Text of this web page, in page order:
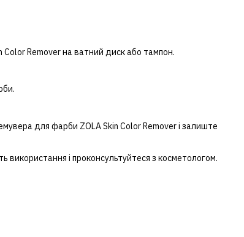
Color Remover на ватний диск або тампон.
для фарби ZOLA Skin Color Remover і залиште
і проконсультуйтеся з косметологом.